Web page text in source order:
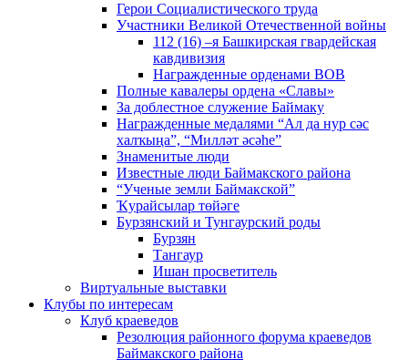
Герои Социалистического труда
Участники Великой Отечественной войны
112 (16) –я Башкирская гвардейская
кавдивизия
Награжденные орденами ВОВ
Полные кавалеры ордена «Славы»
За доблестное служение Баймаку
Награжденные медалями “Ал да нур сәс
халҡыңа”, “Милләт әсәһе”
Знаменитые люди
Известные люди Баймакского района
“Ученые земли Баймакской”
Ҡурайсылар төйәге
Бурзянский и Тунгаурский роды
Бурзян
Тангаур
Ишан просветитель
Виртуальные выставки
Клубы по интересам
Клуб краеведов
Резолюция районного форума краеведов
Баймакского района